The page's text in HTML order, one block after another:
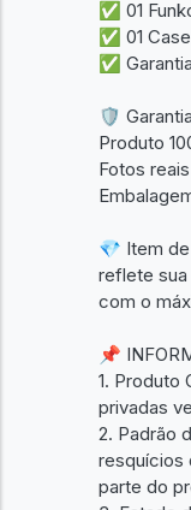
✅ 01
✅ 01
✅
🛡️
Produto
Fotos
💎 Item
reflete
com o
📌
1. Produto
privadas
2. Padrão
resquícios
parte do